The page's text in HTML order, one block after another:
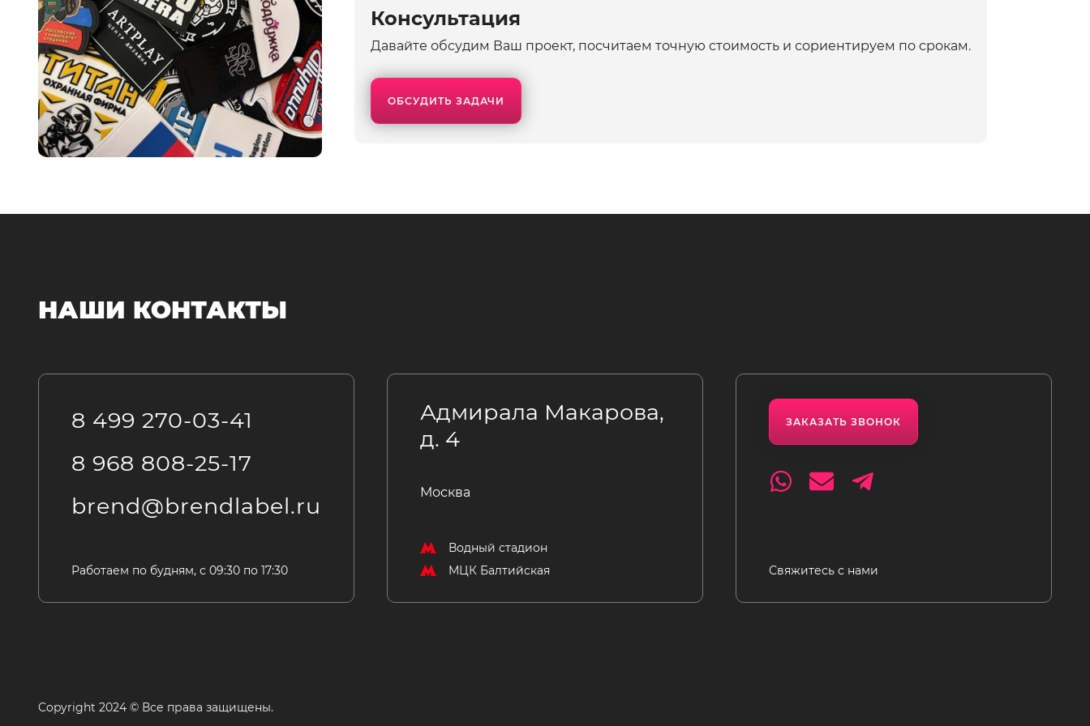
Консультация
Давайте обсудим Ваш проект, посчитаем точную стоимость и сориентируем по срокам.
ОБСУДИТЬ ЗАДАЧИ
НАШИ КОНТАКТЫ
8 499 270-03-41
8 968 808-25-17
brend@brendlabel.ru
Работаем по будням, с 09:30 по 17:30
Адмирала Макарова,
д. 4
Москва
Водный стадион
МЦК Балтийская
ЗАКАЗАТЬ ЗВОНОК
Свяжитесь с нами
Copyright 2024 © Все права защищены.